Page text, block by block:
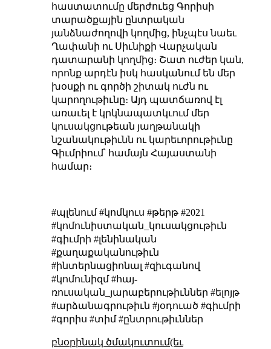
հաստատումը մերժուեց Գորիսի
տարածքային ընտրական
յանձնաժողովի կողմից, ինչպէս նաեւ
Ղափանի ու Սիւնիքի Վարչական
դատարանի կողմից։ Շատ ուժեր կան,
որոնք արդէն իսկ հասկանում են մեր
խօսքի ու գործի շիտակ ուժն ու
կարողութիւնը։ Այդ պատճառով էլ
առաւել է կրկնապատկւում մեր
կուսակցութեան յաղթանակի
նշանակութիւնն ու կարեւորութիւնը
Գիւմրիում՝ համայն Հայաստանի
համար։
#պլենում #կոմկուս #թերթ #2021
#կոմունիստական_կուսակցութիւն
#գիւմրի #լենինական
#քաղաքականութիւն
#ինտերնացիոնալ #զիւգանով
#կոմունիզմ #հայ-
ռուսական_յարաբերութիւններ #ելոյթ
#արձանագրութիւն #յօդուած #գիւմրի
#գորիս #տիմ #ընտրութիւններ
բնօրինակ ծմակուտում(եւ